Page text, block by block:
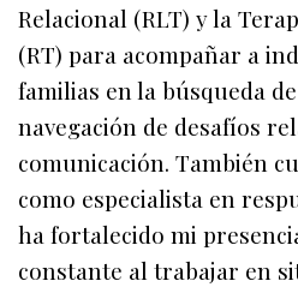
Relacional (RLT) y la
(RT) para acompañar a
familias en la búsqueda
navegación de desafíos
comunicación. También
como especialista en
ha fortalecido mi
constante al trabajar en